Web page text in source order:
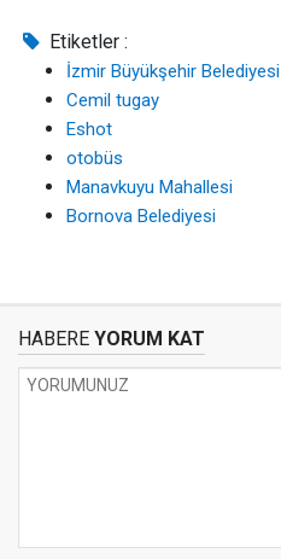
Etiketler :
İzmir Büyükşehir Belediyesi
Cemil tugay
Eshot
otobüs
Manavkuyu Mahallesi
Bornova Belediyesi
HABERE YORUM KAT